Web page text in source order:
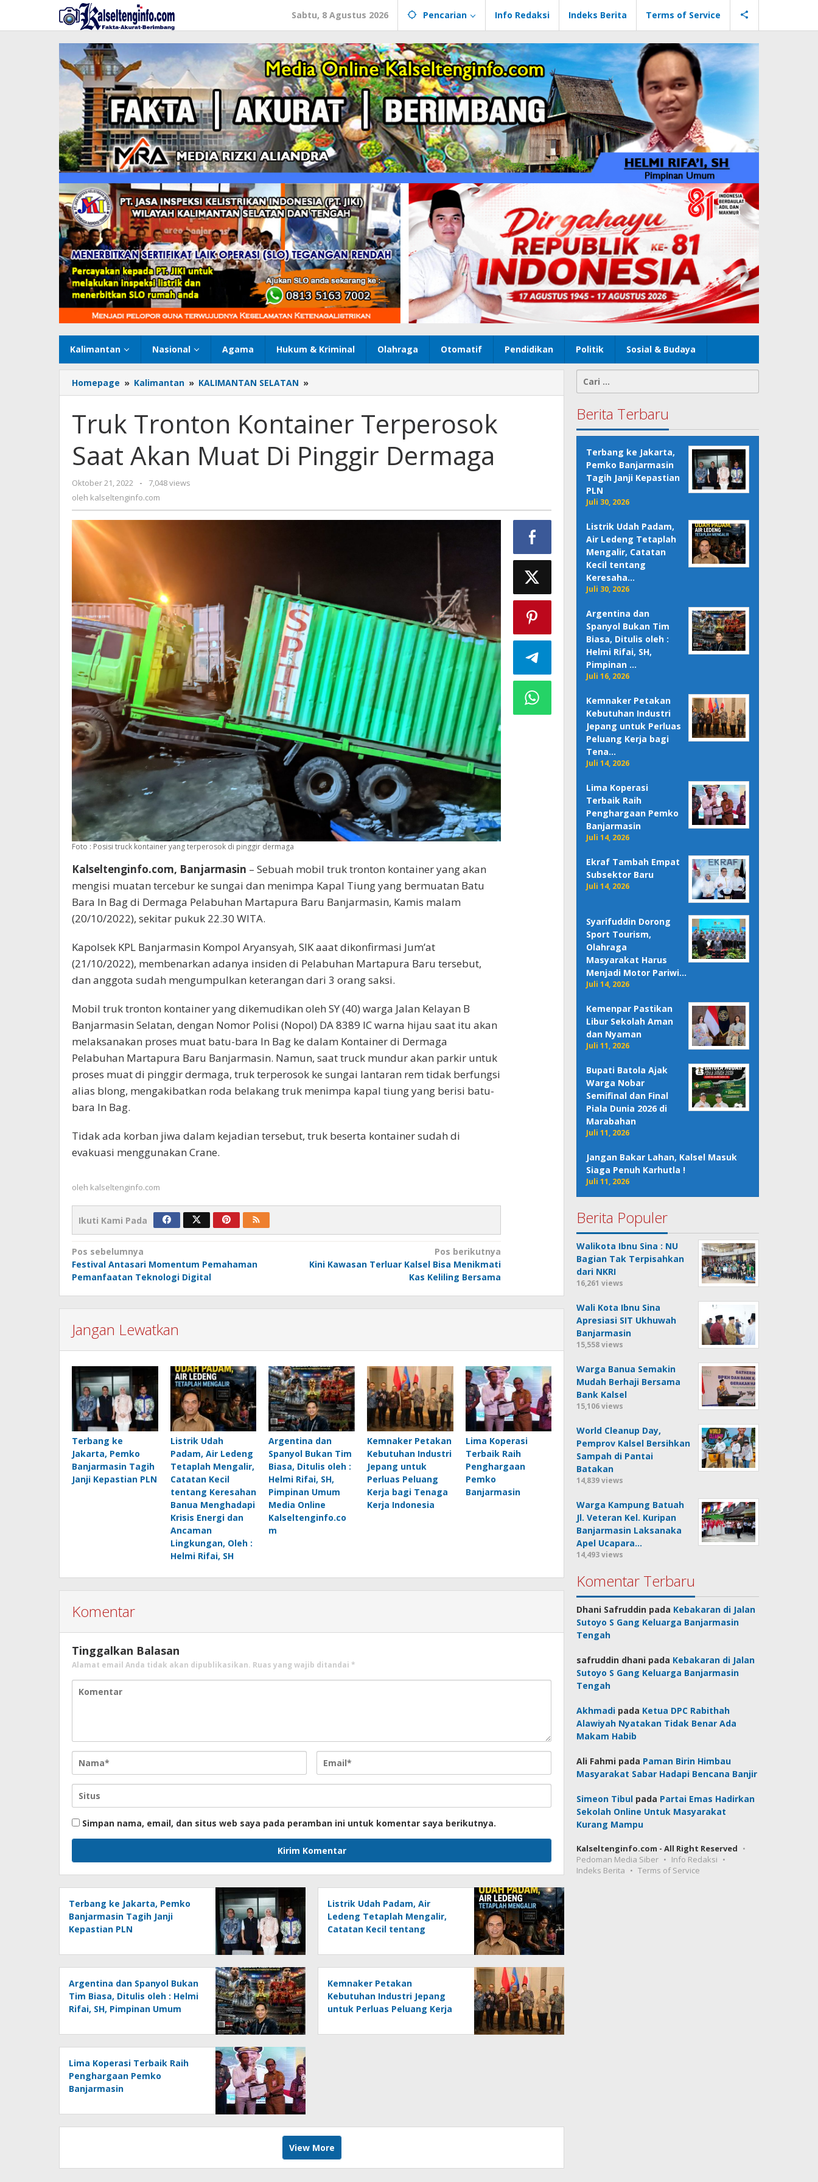
konten
Sabtu, 8 Agustus 2026 Pencarian Info Redaksi Indeks Berita Terms of Service
Kalimantan Nasional Agama Hukum & Kriminal Olahraga Otomatif Pendidikan Politik Sosial & Budaya
Homepage » Kalimantan » KALIMANTAN SELATAN »
Tronton
Terperosok
Saat
Akan
Muat
Truk Tronton Kontainer Terperosok
Saat Akan Muat Di Pinggir Dermaga
Oktober 21, 2022
oleh
kalseltenginfo.com
-
7,048 views
oleh kalseltenginfo.com
Foto : Posisi truck kontainer yang terperosok di pinggir dermaga
Kalseltenginfo.com, Banjarmasin – Sebuah mobil truk tronton kontainer yang akan
mengisi muatan tercebur ke sungai dan menimpa Kapal Tiung yang bermuatan Batu
Bara In Bag di Dermaga Pelabuhan Martapura Baru Banjarmasin, Kamis malam
(20/10/2022), sekitar pukuk 22.30 WITA.
Kapolsek KPL Banjarmasin Kompol Aryansyah, SIK aaat dikonfirmasi Jum’at
(21/10/2022), membenarkan adanya insiden di Pelabuhan Martapura Baru tersebut,
dan anggota sudah mengumpulkan keterangan dari 3 orang saksi.
Mobil truk tronton kontainer yang dikemudikan oleh SY (40) warga Jalan Kelayan B
Banjarmasin Selatan, dengan Nomor Polisi (Nopol) DA 8389 IC warna hijau saat itu akan
melaksanakan proses muat batu-bara In Bag ke dalam Kontainer di Dermaga
Pelabuhan Martapura Baru Banjarmasin. Namun, saat truck mundur akan parkir untuk
proses muat di pinggir dermaga, truk terperosok ke sungai lantaran rem tidak berfungsi
alias blong, mengakibatkan roda belakang truk menimpa kapal tiung yang berisi batu-
bara In Bag.
Tidak ada korban jiwa dalam kejadian tersebut, truk beserta kontainer sudah di
evakuasi menggunakan Crane.
oleh kalseltenginfo.com
Ikuti Kami Pada
Navigasi
pos
Pos sebelumnya
Festival Antasari Momentum Pemahaman
Pemanfaatan Teknologi Digital
Pos berikutnya
Kini Kawasan Terluar Kalsel Bisa Menikmati
Kas Keliling Bersama
Jangan Lewatkan
Terbang ke
Jakarta, Pemko
Banjarmasin Tagih
Janji Kepastian PLN
Listrik Udah
Padam, Air Ledeng
Tetaplah Mengalir,
Catatan Kecil
tentang Keresahan
Banua Menghadapi
Krisis Energi dan
Ancaman
Lingkungan, Oleh :
Helmi Rifai, SH
Argentina dan
Spanyol Bukan Tim
Biasa, Ditulis oleh :
Helmi Rifai, SH,
Pimpinan Umum
Media Online
Kalseltenginfo.co
m
Kemnaker Petakan
Kebutuhan Industri
Jepang untuk
Perluas Peluang
Kerja bagi Tenaga
Kerja Indonesia
Lima Koperasi
Terbaik Raih
Penghargaan
Pemko
Banjarmasin
Komentar
Tinggalkan Balasan
Alamat email Anda tidak akan dipublikasikan. Ruas yang wajib ditandai *
Simpan nama, email, dan situs web saya pada peramban ini untuk komentar saya berikutnya.
Terbang ke Jakarta, Pemko
Banjarmasin Tagih Janji
Kepastian PLN
Listrik Udah Padam, Air
Ledeng Tetaplah Mengalir,
Catatan Kecil tentang
Menghadapi Krisis Energi dan
Ancaman Lingkungan, Oleh :
Helmi Rifai, SH
Argentina dan Spanyol Bukan
Tim Biasa, Ditulis oleh : Helmi
Rifai, SH, Pimpinan Umum
Kalseltenginfo.com
Kemnaker Petakan
Kebutuhan Industri Jepang
untuk Perluas Peluang Kerja
Lima Koperasi Terbaik Raih
Penghargaan Pemko
Banjarmasin
View More
untuk:
Berita Terbaru
Terbang ke Jakarta,
Pemko Banjarmasin
Tagih Janji Kepastian
PLN
Juli 30, 2026
Listrik Udah Padam,
Air Ledeng Tetaplah
Mengalir, Catatan
Kecil tentang
Keresaha…
Juli 30, 2026
Argentina dan
Spanyol Bukan Tim
Biasa, Ditulis oleh :
Helmi Rifai, SH,
Pimpinan …
Juli 16, 2026
Kemnaker Petakan
Kebutuhan Industri
Jepang untuk Perluas
Peluang Kerja bagi
Tena…
Juli 14, 2026
Lima Koperasi
Terbaik Raih
Penghargaan Pemko
Banjarmasin
Juli 14, 2026
Ekraf Tambah Empat
Subsektor Baru
Juli 14, 2026
Syarifuddin Dorong
Sport Tourism,
Olahraga
Masyarakat Harus
Menjadi Motor Pariwi…
Juli 14, 2026
Kemenpar Pastikan
Libur Sekolah Aman
dan Nyaman
Juli 11, 2026
Bupati Batola Ajak
Warga Nobar
Semifinal dan Final
Piala Dunia 2026 di
Marabahan
Juli 11, 2026
Jangan Bakar Lahan, Kalsel Masuk
Siaga Penuh Karhutla !
Juli 11, 2026
Berita Populer
Walikota Ibnu Sina : NU
Bagian Tak Terpisahkan
dari NKRI
16,261 views
Wali Kota Ibnu Sina
Apresiasi SIT Ukhuwah
Banjarmasin
15,558 views
Warga Banua Semakin
Mudah Berhaji Bersama
Bank Kalsel
15,106 views
World Cleanup Day,
Pemprov Kalsel Bersihkan
Sampah di Pantai
Batakan
14,839 views
Warga Kampung Batuah
Jl. Veteran Kel. Kuripan
Banjarmasin Laksanaka
Apel Ucapara…
14,493 views
Komentar Terbaru
Dhani Safruddin pada Kebakaran di Jalan
Sutoyo S Gang Keluarga Banjarmasin
Tengah
safruddin dhani pada Kebakaran di Jalan
Sutoyo S Gang Keluarga Banjarmasin
Tengah
Akhmadi pada Ketua DPC Rabithah
Alawiyah Nyatakan Tidak Benar Ada
Makam Habib
Ali Fahmi pada Paman Birin Himbau
Masyarakat Sabar Hadapi Bencana Banjir
Simeon Tibul pada Partai Emas Hadirkan
Sekolah Online Untuk Masyarakat
Kurang Mampu
Kalseltenginfo.com - All Right Reserved
Pedoman Media Siber
Info Redaksi
Indeks Berita
Terms of Service